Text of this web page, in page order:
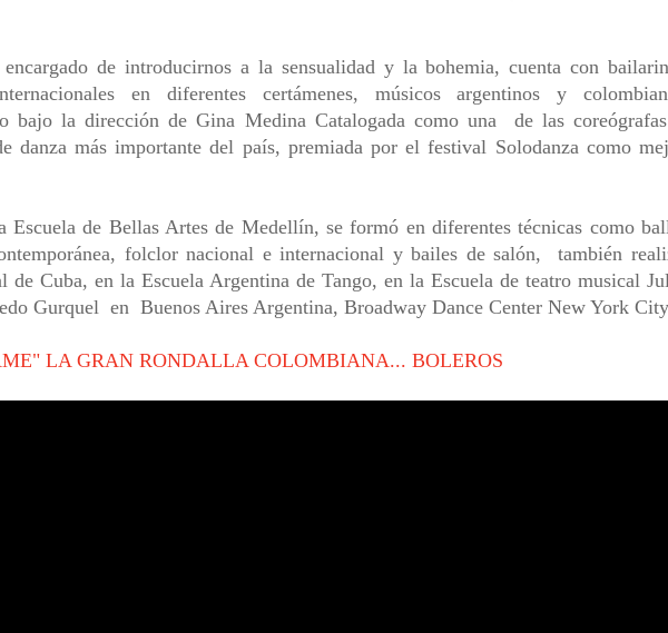
de introducirnos a la sensualidad y la bohemia, cuenta con
en diferentes certámenes, músicos argentinos y
bajo la dirección de Gina Medina Catalogada como una de las
danza más importante del país, premiada por el festival Solodanza como
Escuela de Bellas Artes de Medellín, se formó en diferentes técnicas como
folclor nacional e internacional y bailes de salón, también
de Cuba, en la Escuela Argentina de Tango, en la Escuela de teatro musical
Gurquel en Buenos Aires Argentina, Broadway Dance Center New York
LA GRAN RONDALLA COLOMBIANA... BOLEROS